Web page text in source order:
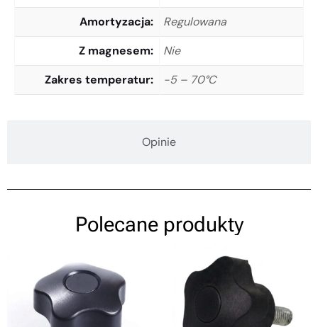
Opinie
Amortyzacja
Regulowana
Z magnesem
Nie
Zakres temperatur
-5 – 70°C
Polecane produkty